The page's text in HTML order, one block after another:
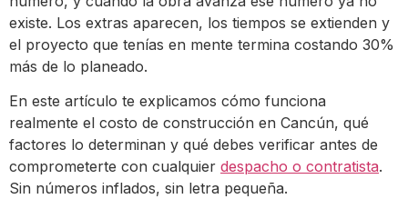
existe. Los extras aparecen, los tiempos se extienden y
el proyecto que tenías en mente termina costando 30%
más de lo planeado.
En este artículo te explicamos cómo funciona
realmente el costo de construcción en Cancún, qué
factores lo determinan y qué debes verificar antes de
comprometerte con cualquier despacho o contratista.
Sin números inflados, sin letra pequeña.